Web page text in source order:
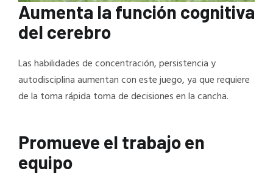
Aumenta la función cognitiva
del cerebro
Las habilidades de concentración, persistencia y
autodisciplina aumentan con este juego, ya que requiere
de la toma rápida toma de decisiones en la cancha.
Promueve el trabajo en
equipo